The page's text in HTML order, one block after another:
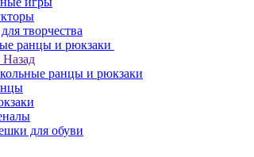
творчества
ранцы и рюкзаки
Назад
ранцы и рюкзаки
для обуви